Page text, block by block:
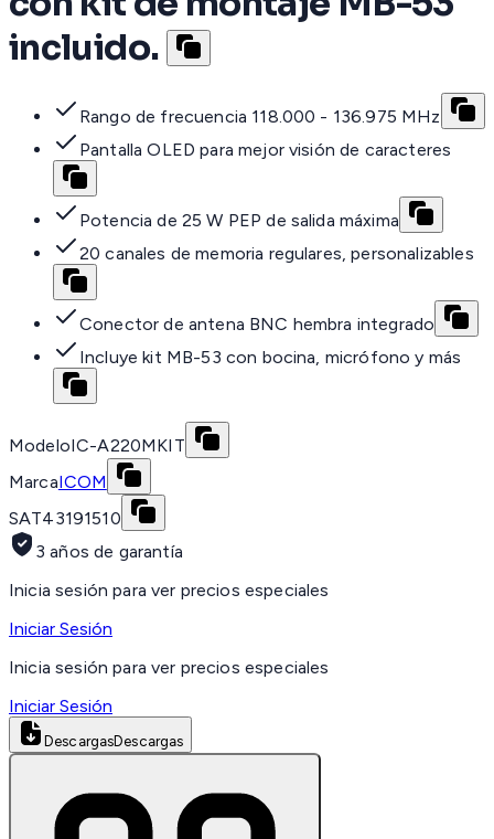
incluido.
Rango de frecuencia 118.000 - 136.975 MHz
Pantalla OLED para mejor visión de caracteres
Potencia de 25 W PEP de salida máxima
20 canales de memoria regulares, personalizables
Conector de antena BNC hembra integrado
Incluye kit MB-53 con bocina, micrófono y más
ModeloIC-A220MKIT
MarcaICOM
SAT43191510
3 años de garantía
Inicia sesión para ver precios especiales
Iniciar Sesión
Inicia sesión para ver precios especiales
Iniciar Sesión
DescargasDescargas